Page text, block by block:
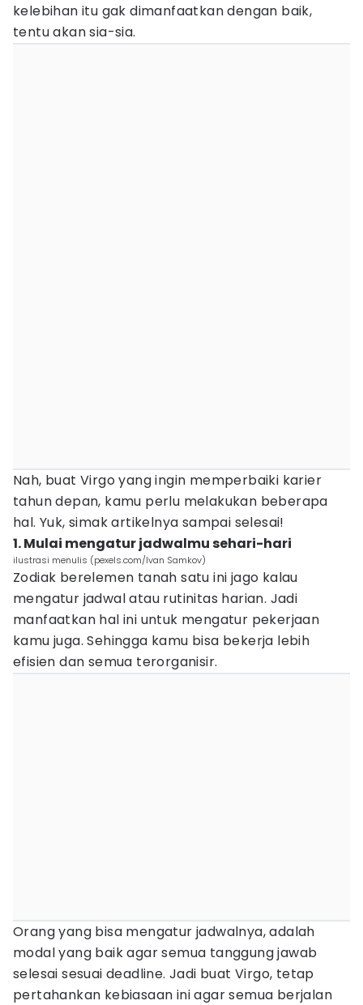
kelebihan itu gak dimanfaatkan dengan baik,
tentu akan sia-sia.
Nah, buat Virgo yang ingin memperbaiki karier
tahun depan, kamu perlu melakukan beberapa
hal. Yuk, simak artikelnya sampai selesai!
1. Mulai mengatur jadwalmu sehari-hari
ilustrasi menulis (pexels.com/Ivan Samkov)
Zodiak berelemen tanah satu ini jago kalau
mengatur jadwal atau rutinitas harian. Jadi
manfaatkan hal ini untuk mengatur pekerjaan
kamu juga. Sehingga kamu bisa bekerja lebih
efisien dan semua terorganisir.
Orang yang bisa mengatur jadwalnya, adalah
modal yang baik agar semua tanggung jawab
selesai sesuai deadline. Jadi buat Virgo, tetap
pertahankan kebiasaan ini agar semua berjalan